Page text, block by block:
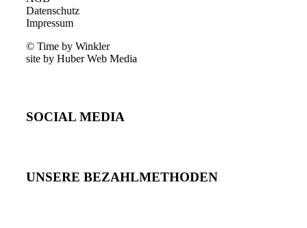
Datenschutz
Impressum
© Time by Winkler
site by Huber Web Media
SOCIAL MEDIA
UNSERE BEZAHLMETHODEN